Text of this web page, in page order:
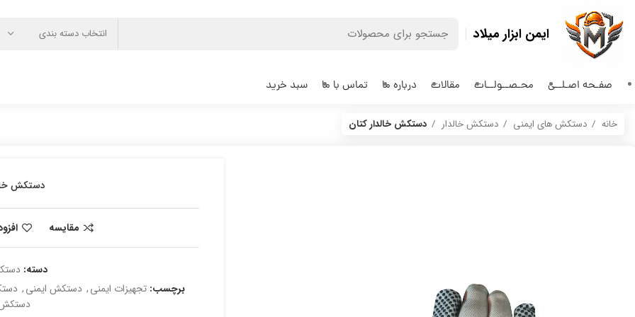
ایمن ابزار میلاد انتخاب دسته بندی
صفـحه اصـلــی محـصــولــات مقالات درباره ما تماس با ما سبد خرید
خانه دستکش های ایمنی دستکش خالدار دستکش خالدار کتان
دستکش
مقایسه
دسته:
برچسب: تجهیزات ایمنی, دستکش ایمنی,